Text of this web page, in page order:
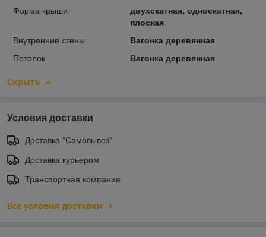
Форма крыши
двухскатная, односкатная,
плоская
Внутренние стены
Вагонка деревянная
Потолок
Вагонка деревянная
Скрыть
Условия доставки
Доставка "Самовывоз"
Доставка курьером
Транспортная компания
Все условия доставки